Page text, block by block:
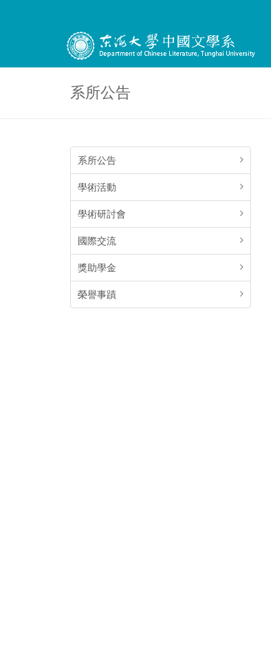
系所公告
系所公告
學術活動
學術研討會
國際交流
獎助學金
榮譽事蹟